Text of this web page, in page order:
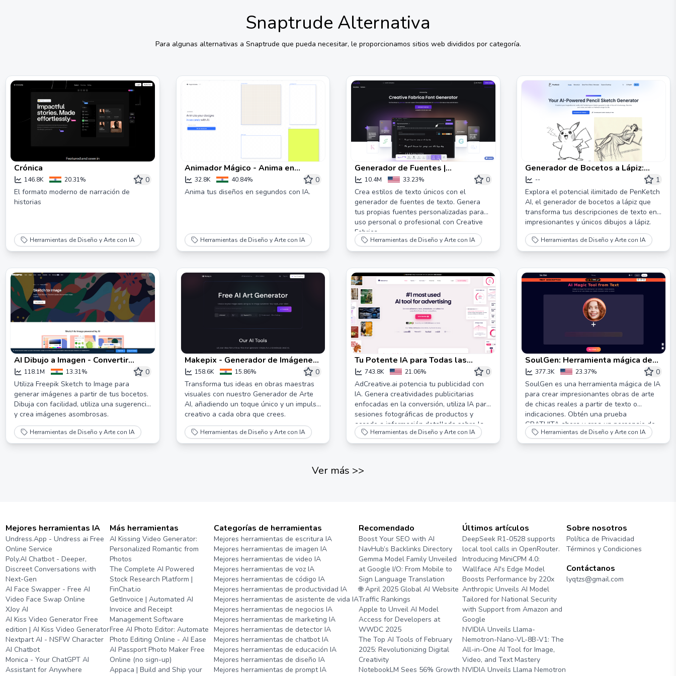
Snaptrude Alternativa
Para algunas alternativas a Snaptrude que pueda necesitar, le proporcionamos sitios web divididos por categoría.
Crónica
146.8K 20.31%
0
El formato moderno de narración de
historias
Herramientas de Diseño y Arte con IA
Animador Mágico - Anima en
segundos
32.8K 40.84%
0
Anima tus diseños en segundos con IA.
Herramientas de Diseño y Arte con IA
Generador de Fuentes |
Herramienta en Línea para Fuentes
Personalizadas
10.4M 33.23%
0
Crea estilos de texto únicos con el
generador de fuentes de texto. Genera
tus propias fuentes personalizadas para
uso personal o profesional con Creative
Fabrica.
Herramientas de Diseño y Arte con IA
Generador de Bocetos a Lápiz:
Crea Dibujos de Bocetos Creativos
--
1
Explora el potencial ilimitado de PenKetch
AI, el generador de bocetos a lápiz que
transforma tus descripciones de texto en
impresionantes y únicos dibujos a lápiz.
Herramientas de Diseño y Arte con IA
AI Dibujo a Imagen - Convertir
dibujos en imágenes | Freepik
118.1M 13.31%
0
Utiliza Freepik Sketch to Image para
generar imágenes a partir de tus bocetos.
Dibuja con facilidad, utiliza una sugerencia
y crea imágenes asombrosas.
Herramientas de Diseño y Arte con IA
Makepix - Generador de Imágenes
AI: ¡Crea Arte AI Gratis!
158.6K 15.86%
0
Transforma tus ideas en obras maestras
visuales con nuestro Generador de Arte
AI, añadiendo un toque único y un impulso
creativo a cada obra que crees.
Herramientas de Diseño y Arte con IA
Tu Potente IA para Todas las
Necesidades Publicitarias
743.8K 21.06%
0
AdCreative.ai potencia tu publicidad con
IA. Genera creatividades publicitarias
enfocadas en la conversión, utiliza IA para
sesiones fotográficas de productos y
accede a información detallada sobre la
competencia. Nuestra plataforma ofrece
un conjunto completo de herramientas
campañas se destaquen en un mercado
Herramientas de Diseño y Arte con IA
SoulGen: Herramienta mágica de
IA gratuita para crear arte a partir
de texto en línea
377.3K 23.37%
0
SoulGen es una herramienta mágica de IA
para crear impresionantes obras de arte
de chicas reales a partir de texto o
indicaciones. Obtén una prueba
GRATUITA ahora y crea un personaje de
IA personalizado.
Herramientas de Diseño y Arte con IA
Ver más >>
Mejores herramientas IA
Undress.App - Undress ai Free
Online Service
Poly.AI Chatbot - Deeper,
Discreet Conversations with
Next-Gen
AI Face Swapper - Free AI
Video Face Swap Online
XJoy AI
AI Kiss Video Generator Free
edition | AI Kiss Video Generator
Nextpart AI - NSFW Character
AI Chatbot
Monica - Your ChatGPT AI
Assistant for Anywhere
Más herramientas
AI Kissing Video Generator:
Personalized Romantic from
Photos
The Complete AI Powered
Stock Research Platform |
FinChat.io
GetInvoice | Automated AI
Invoice and Receipt
Management Software
Free AI Photo Editor: Automate
Photo Editing Online - AI Ease
AI Passport Photo Maker Free
Online (no sign-up)
Appaca | Build and Ship your
Categorías de herramientas
Mejores herramientas de escritura IA
Mejores herramientas de imagen IA
Mejores herramientas de video IA
Mejores herramientas de voz IA
Mejores herramientas de código IA
Mejores herramientas de productividad IA
Mejores herramientas de asistente de vida IA
Mejores herramientas de negocios IA
Mejores herramientas de marketing IA
Mejores herramientas de detector IA
Mejores herramientas de chatbot IA
Mejores herramientas de educación IA
Mejores herramientas de diseño IA
Mejores herramientas de prompt IA
Recomendado
Boost Your SEO with AI
NavHub’s Backlinks Directory
Gemma Model Family Unveiled
at Google I/O: From Mobile to
Sign Language Translation
🌐 April 2025 Global AI Website
Traffic Rankings
Apple to Unveil AI Model
Access for Developers at
WWDC 2025
The Top AI Tools of February
2025: Revolutionizing Digital
Creativity
NotebookLM Sees 56% Growth
Últimos artículos
DeepSeek R1-0528 supports
local tool calls in OpenRouter.
Introducing MiniCPM 4.0:
Wallface AI's Edge Model
Boosts Performance by 220x
Anthropic Unveils AI Model
Tailored for National Security
with Support from Amazon and
Google
NVIDIA Unveils Llama-
Nemotron-Nano-VL-8B-V1: The
All-in-One AI Tool for Image,
Video, and Text Mastery
NVIDIA Unveils Llama Nemotron
Sobre nosotros
Política de Privacidad
Términos y Condiciones
Contáctanos
lyqtzs@gmail.com